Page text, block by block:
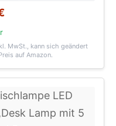
MwSt., kann sich geändert
auf Amazon.